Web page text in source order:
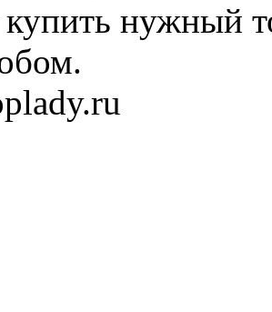
купить нужный